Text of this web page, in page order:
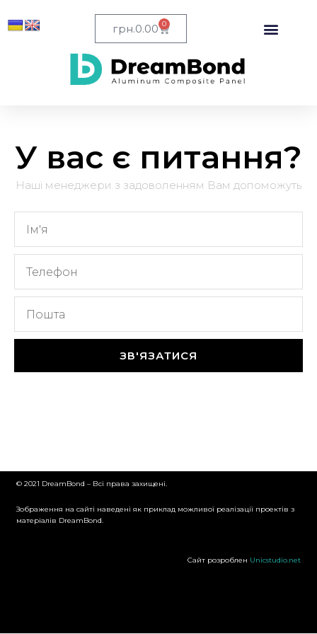
грн.0.00 0
У вас є питання?
Наші менеджери з задоволенням Вам допоможуть
ЗВ'ЯЗАТИСЯ
© 2021 DreamBond – Всі права захищені.
Зображення на сайті наведені як приклад можливої реалізації проектів з
матеріалів DreamBond.
Сайт розроблен Unicstudio.net